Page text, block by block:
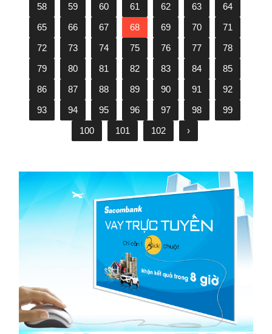
58
59 60 61 62 63
64
65
66 67 68 69 70
71
72
73 74 75 76 77
78
79
80 81 82 83 84
85
86
87 88 89 90 91
92
93
94 95 96 97 98
99
100
101 102 ›